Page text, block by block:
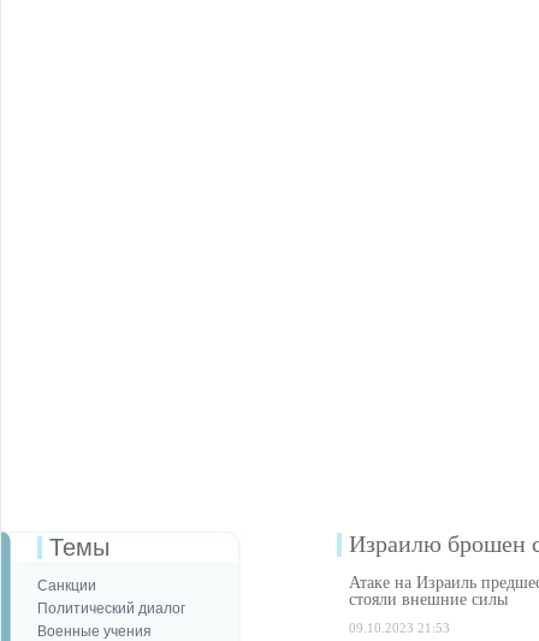
Темы
Санкции
Политический диалог
Военные учения
Израилю брошен
Атаке на Израиль
стояли внешние силы
09.10.2023 21:53